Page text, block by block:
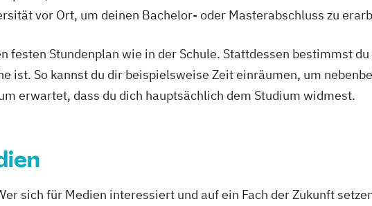
vor Ort, um deinen Bachelor- oder Masterabschluss zu
festen Stundenplan wie in der Schule. Stattdessen bestimmst
ist. So kannst du dir beispielsweise Zeit einräumen, um
erwartet, dass du dich hauptsächlich dem Studium widmest.
sich für Medien interessiert und auf ein Fach der Zukunft